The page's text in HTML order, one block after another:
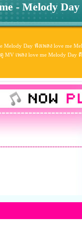
- Melody
Melody Day ฟังเพลง love me
MV เพลง love me Melody Day